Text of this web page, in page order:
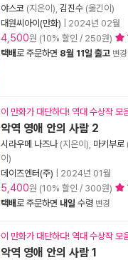
야스코 (지은이), 김진수 (옮긴이)
대원씨아이(만화)
2024년 02월
4,500원 (10% 할인 / 250원)
택배로 주문하면 8월 11일 출고 변경
이 만화가 대단하다! 역대 수상작 모
악역 영애 안의 사람 2
시라우메 나즈나(지은이), 마키부로
이)
데이즈엔터(주)
2024년 01월
5,400원 (10% 할인 / 300원)
택배로 주문하면 내일 수령 변경
이 만화가 대단하다! 역대 수상작 모
악역 영애 안의 사람 1